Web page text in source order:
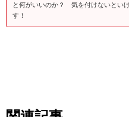
と何がいいのか？ 気を付けないとい
す！